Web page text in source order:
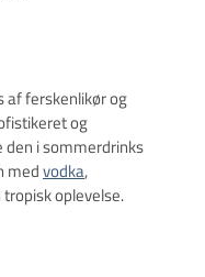
af ferskenlikør og
og
den i sommerdrinks
medvodka,
oplevelse.